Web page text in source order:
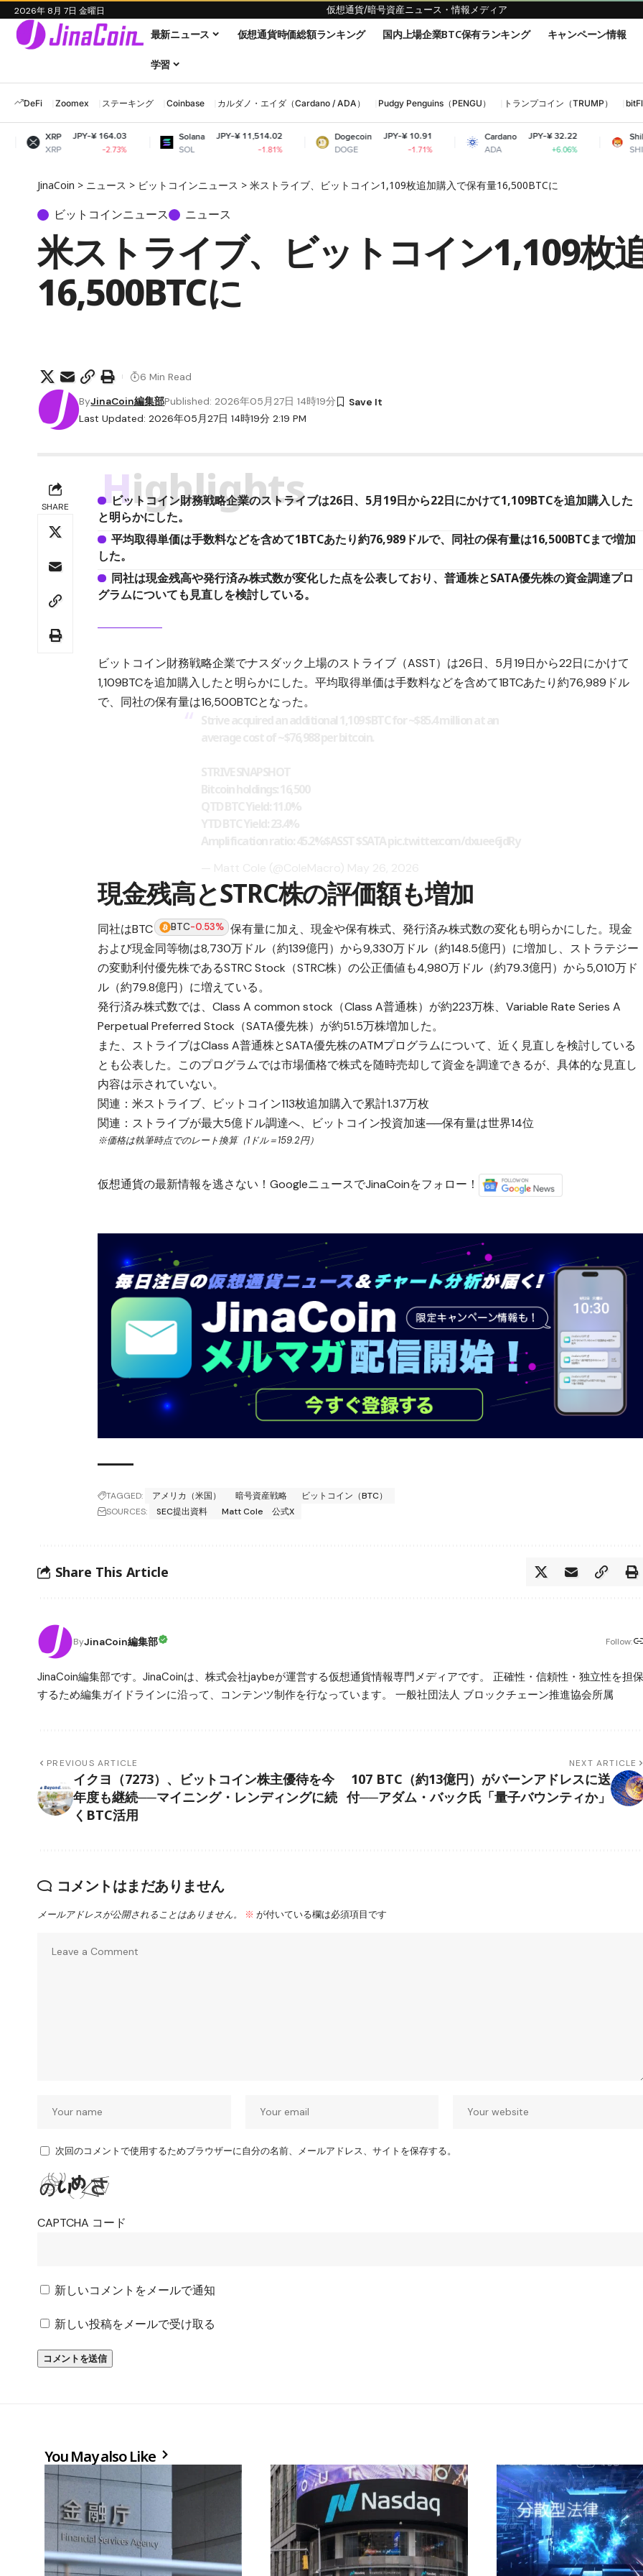
2026年 8月 7日 金曜日 仮想通貨/暗号資産ニュース・情報メディア
最新ニュース 仮想通貨時価総額ランキング 国内上場企業BTC保有ランキング キャンペーン情報
学習
DeFi Zoomex ステーキング Coinbase カルダノ・エイダ（Cardano / ADA） Pudgy Penguins（PENGU） トランプコイン（TRUMP）
JPY-¥ 164.03
-2.73%
Solana
SOL
JPY-¥ 11,514.02
-1.81%
Dogecoin
DOGE
JPY-¥ 10.91
-1.71%
Cardano
ADA
JPY-¥ 32.22
+6.06%
Shiba Inu
SHIB
JPY-¥
JinaCoin > ニュース > ビットコインニュース > 米ストライブ、ビットコイン1,109枚追加購入で保有量16,500BTCに
ビットコインニュース ニュース
米ストライブ、ビットコイン1,109枚
16,500BTCに
Last Updated: 2026年05月27日 14時19分 2:19 PM
ByJinaCoin編集部Published: 2026年05月27日 14時19分
6 Min Read
SHARE Highlights
ビットコイン財務戦略企業のストライブは26日、5月19日から22日にかけて1,109BTCを追加購入した
と明らかにした。
平均取得単価は手数料などを含めて1BTCあたり約76,989ドルで、同社の保有量は16,500BTCまで増加
した。
同社は現金残高や発行済み株式数が変化した点を公表しており、普通株とSATA優先株の資金調達プロ
グラムについても見直しを検討している。
ビットコイン財務戦略企業でナスダック上場のストライブ（ASST）は26日、5月19日から22日にかけて
1,109BTCを追加購入したと明らかにした。平均取得単価は手数料などを含めて1BTCあたり約76,989ドル
で、同社の保有量は16,500BTCとなった。
現金残高とSTRC株の評価額も増加
同社はBTC BTC-0.53% 保有量に加え、現金や保有株式、発行済み株式数の変化も明らかにした。現金
および現金同等物は8,730万ドル（約139億円）から9,330万ドル（約148.5億円）に増加し、ストラテジー
の変動利付優先株であるSTRC Stock（STRC株）の公正価値も4,980万ドル（約79.3億円）から5,010万ド
ル（約79.8億円）に増えている。
発行済み株式数では、Class A common stock（Class A普通株）が約223万株、Variable Rate Series A
Perpetual Preferred Stock（SATA優先株）が約51.5万株増加した。
また、ストライブはClass A普通株とSATA優先株のATMプログラムについて、近く見直しを検討している
とも公表した。このプログラムでは市場価格で株式を随時売却して資金を調達できるが、具体的な見直し
内容は示されていない。
関連：米ストライブ、ビットコイン113枚追加購入で累計1.37万枚
関連： ストライブが最大5億ドル調達へ、ビットコイン投資加速──保有量は世界14位
※価格は執筆時点でのレート換算（1ドル＝159.2円）
仮想通貨の最新情報を逃さない！GoogleニュースでJinaCoinをフォロー！
TAGGED: アメリカ（米国） 暗号資産戦略
ビットコイン（BTC）
SOURCES:
SEC提出資料 Matt Cole 公式X
Share This Article
ByJinaCoin編集部 Follow:
JinaCoin編集部です。JinaCoinは、株式会社jaybeが運営する仮想通貨情報専門メディアです。 正確性・信頼性・独立性を担保
するため編集ガイドラインに沿って、コンテンツ制作を行なっています。 一般社団法人 ブロックチェーン推進協会所属
PREVIOUS ARTICLE
イクヨ（7273）、ビットコイン株主優待を今
年度も継続──マイニング・レンディングに続
くBTC活用
NEXT ARTICLE
107 BTC（約13億円）がバーンアドレスに送
付──アダム・バック氏「量子バウンティか」
コメントはまだありません
メールアドレスが公開されることはありません。 ※ が付いている欄は必須項目です
次回のコメントで使用するためブラウザーに自分の名前、メールアドレス、サイトを保存する。
CAPTCHA コード
新しいコメントをメールで通知
新しい投稿をメールで受け取る
You May also Like